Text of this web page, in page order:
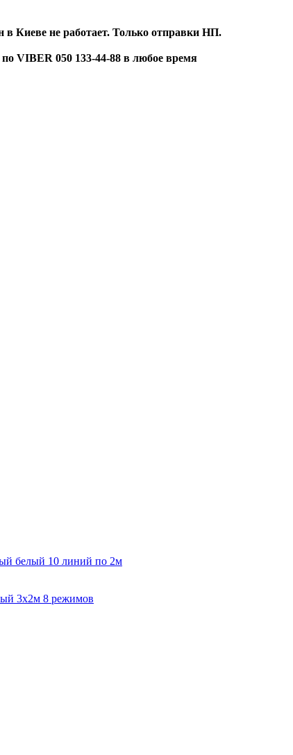
в Киеве не работает. Только отправки НП.
VIBER 050 133-44-88 в любое время
белый 10 линий по 2м
3х2м 8 режимов